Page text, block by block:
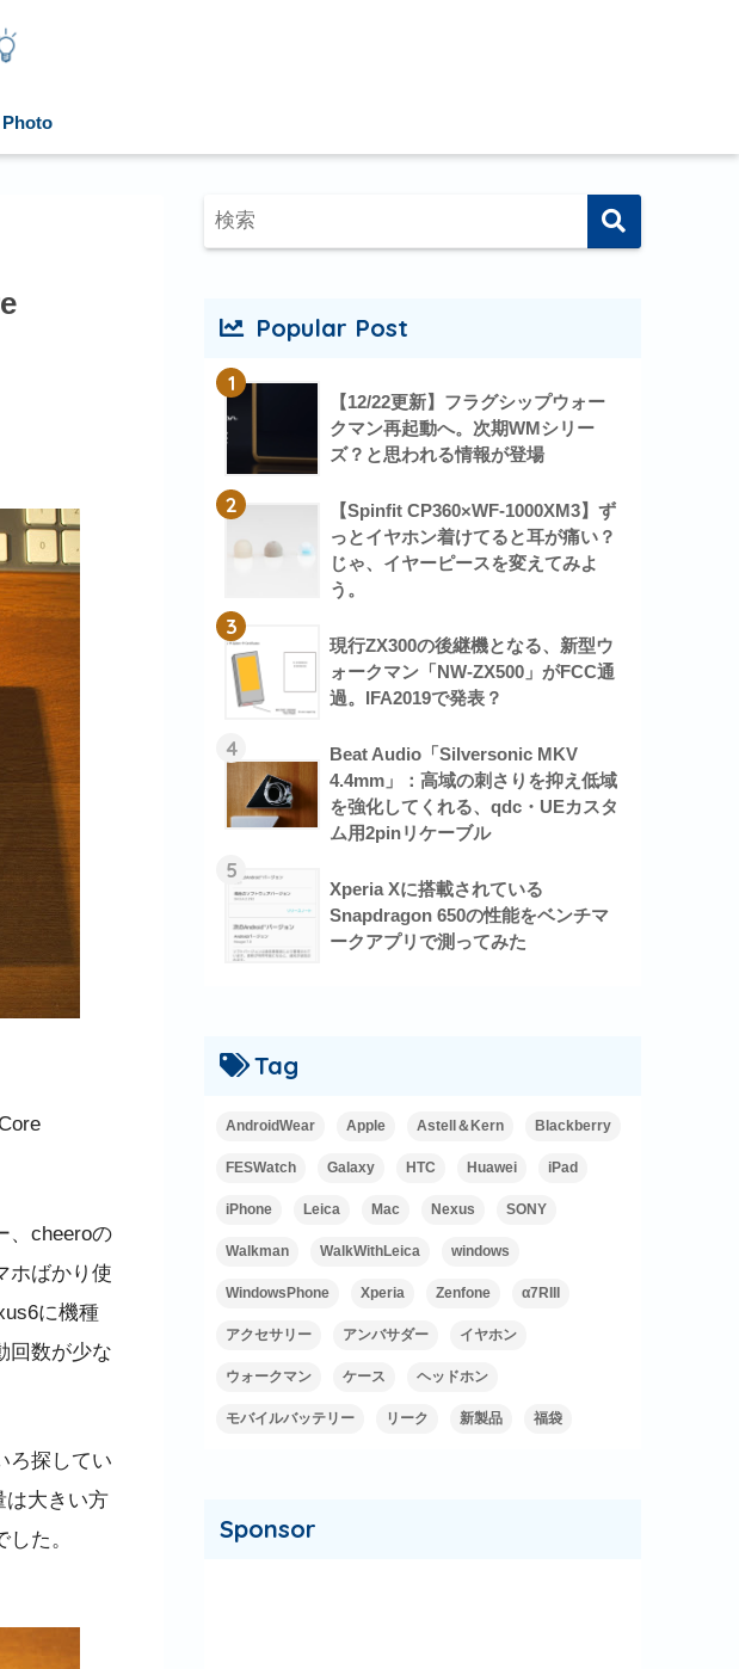
Photo
、cheeroの
ホばかり使
に機種
回数が少な
ろ探してい
は大きい方
た。
Popular Post
1
【12/22更新】フラグシップウォー
クマン再起動へ。次期WMシリー
ズ？と思われる情報が登場
2
【Spinfit CP360×WF-1000XM3】ず
っとイヤホン着けてると耳が痛い？
じゃ、イヤーピースを変えてみよ
う。
3
現行ZX300の後継機となる、新型ウ
ォークマン「NW-ZX500」がFCC通
過。IFA2019で発表？
4
Beat Audio「Silversonic MKV
4.4mm」：高域の刺さりを抑え低域
を強化してくれる、qdc・UEカスタ
ム用2pinリケーブル
5
Xperia Xに搭載されている
Snapdragon 650の性能をベンチマ
ークアプリで測ってみた
Tag
AndroidWear Apple Astell＆Kern Blackberry
FESWatch Galaxy HTC Huawei iPad
iPhone Leica Mac Nexus SONY
Walkman WalkWithLeica windows
WindowsPhone Xperia Zenfone α7RIII
アクセサリー アンバサダー イヤホン
ウォークマン ケース ヘッドホン
モバイルバッテリー リーク 新製品 福袋
Sponsor